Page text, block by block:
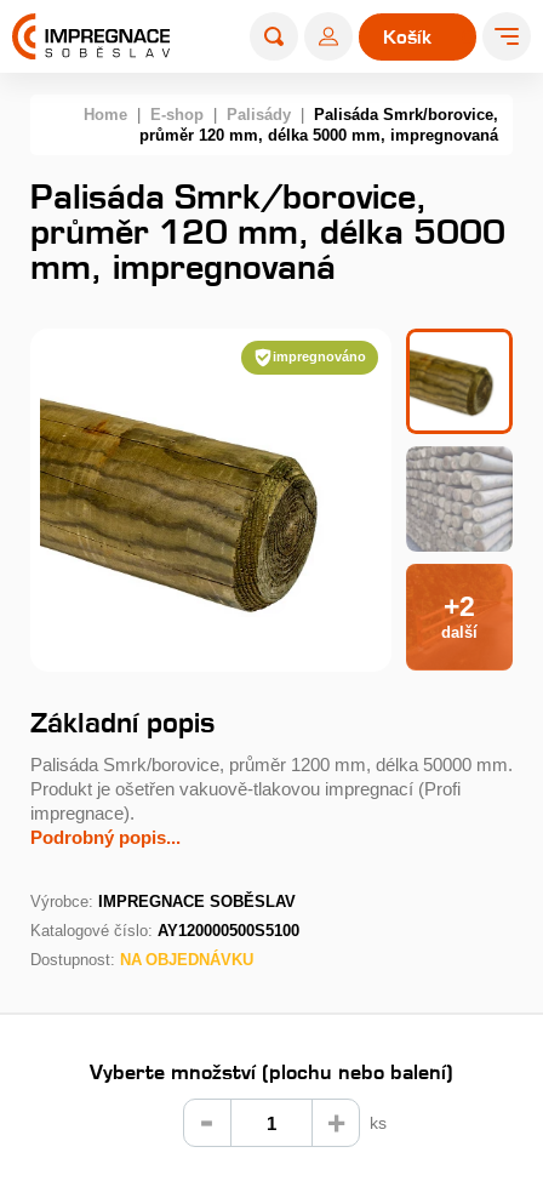
0
Košík
Home E-shop Palisády
Palisáda Smrk/borovice,
průměr 120 mm, délka 5000 mm, impregnovaná
Palisáda Smrk/borovice,
průměr 120 mm, délka 5000
mm, impregnovaná
impregnováno
+2
další
Základní popis
Palisáda Smrk/borovice, průměr 1200 mm, délka 50000 mm.
Produkt je ošetřen vakuově-tlakovou impregnací (Profi
impregnace).
Podrobný popis...
Výrobce:
IMPREGNACE SOBĚSLAV
Katalogové číslo: AY120000500S5100
Dostupnost: NA OBJEDNÁVKU
Vyberte množství (plochu nebo balení)
ks